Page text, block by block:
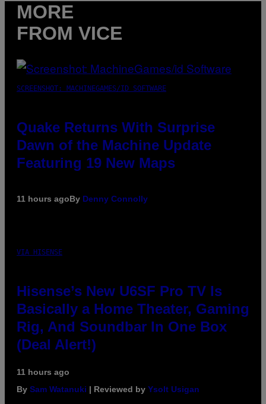
MORE
FROM VICE
SCREENSHOT: MACHINEGAMES/ID SOFTWARE
Quake Returns With Surprise
Dawn of the Machine Update
Featuring 19 New Maps
11 hours agoBy Denny Connolly
VIA HISENSE
Hisense’s New U6SF Pro TV Is
Basically a Home Theater, Gaming
Rig, And Soundbar In One Box
(Deal Alert!)
11 hours ago
By Sam Watanuki | Reviewed by Ysolt Usigan